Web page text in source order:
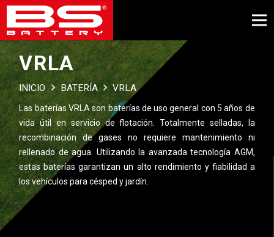
VRLA
INICIO BATERÍA VRLA
Las baterías VRLA son baterías de uso general con 5 años de
vida útil en servicio de flotación. Totalmente selladas, la
recombinación de gases no requiere mantenimiento ni
rellenado de agua. Utilizando la avanzada tecnología AGM,
estas baterías garantizan un alto rendimiento y fiabilidad a
los vehículos para césped y jardín.